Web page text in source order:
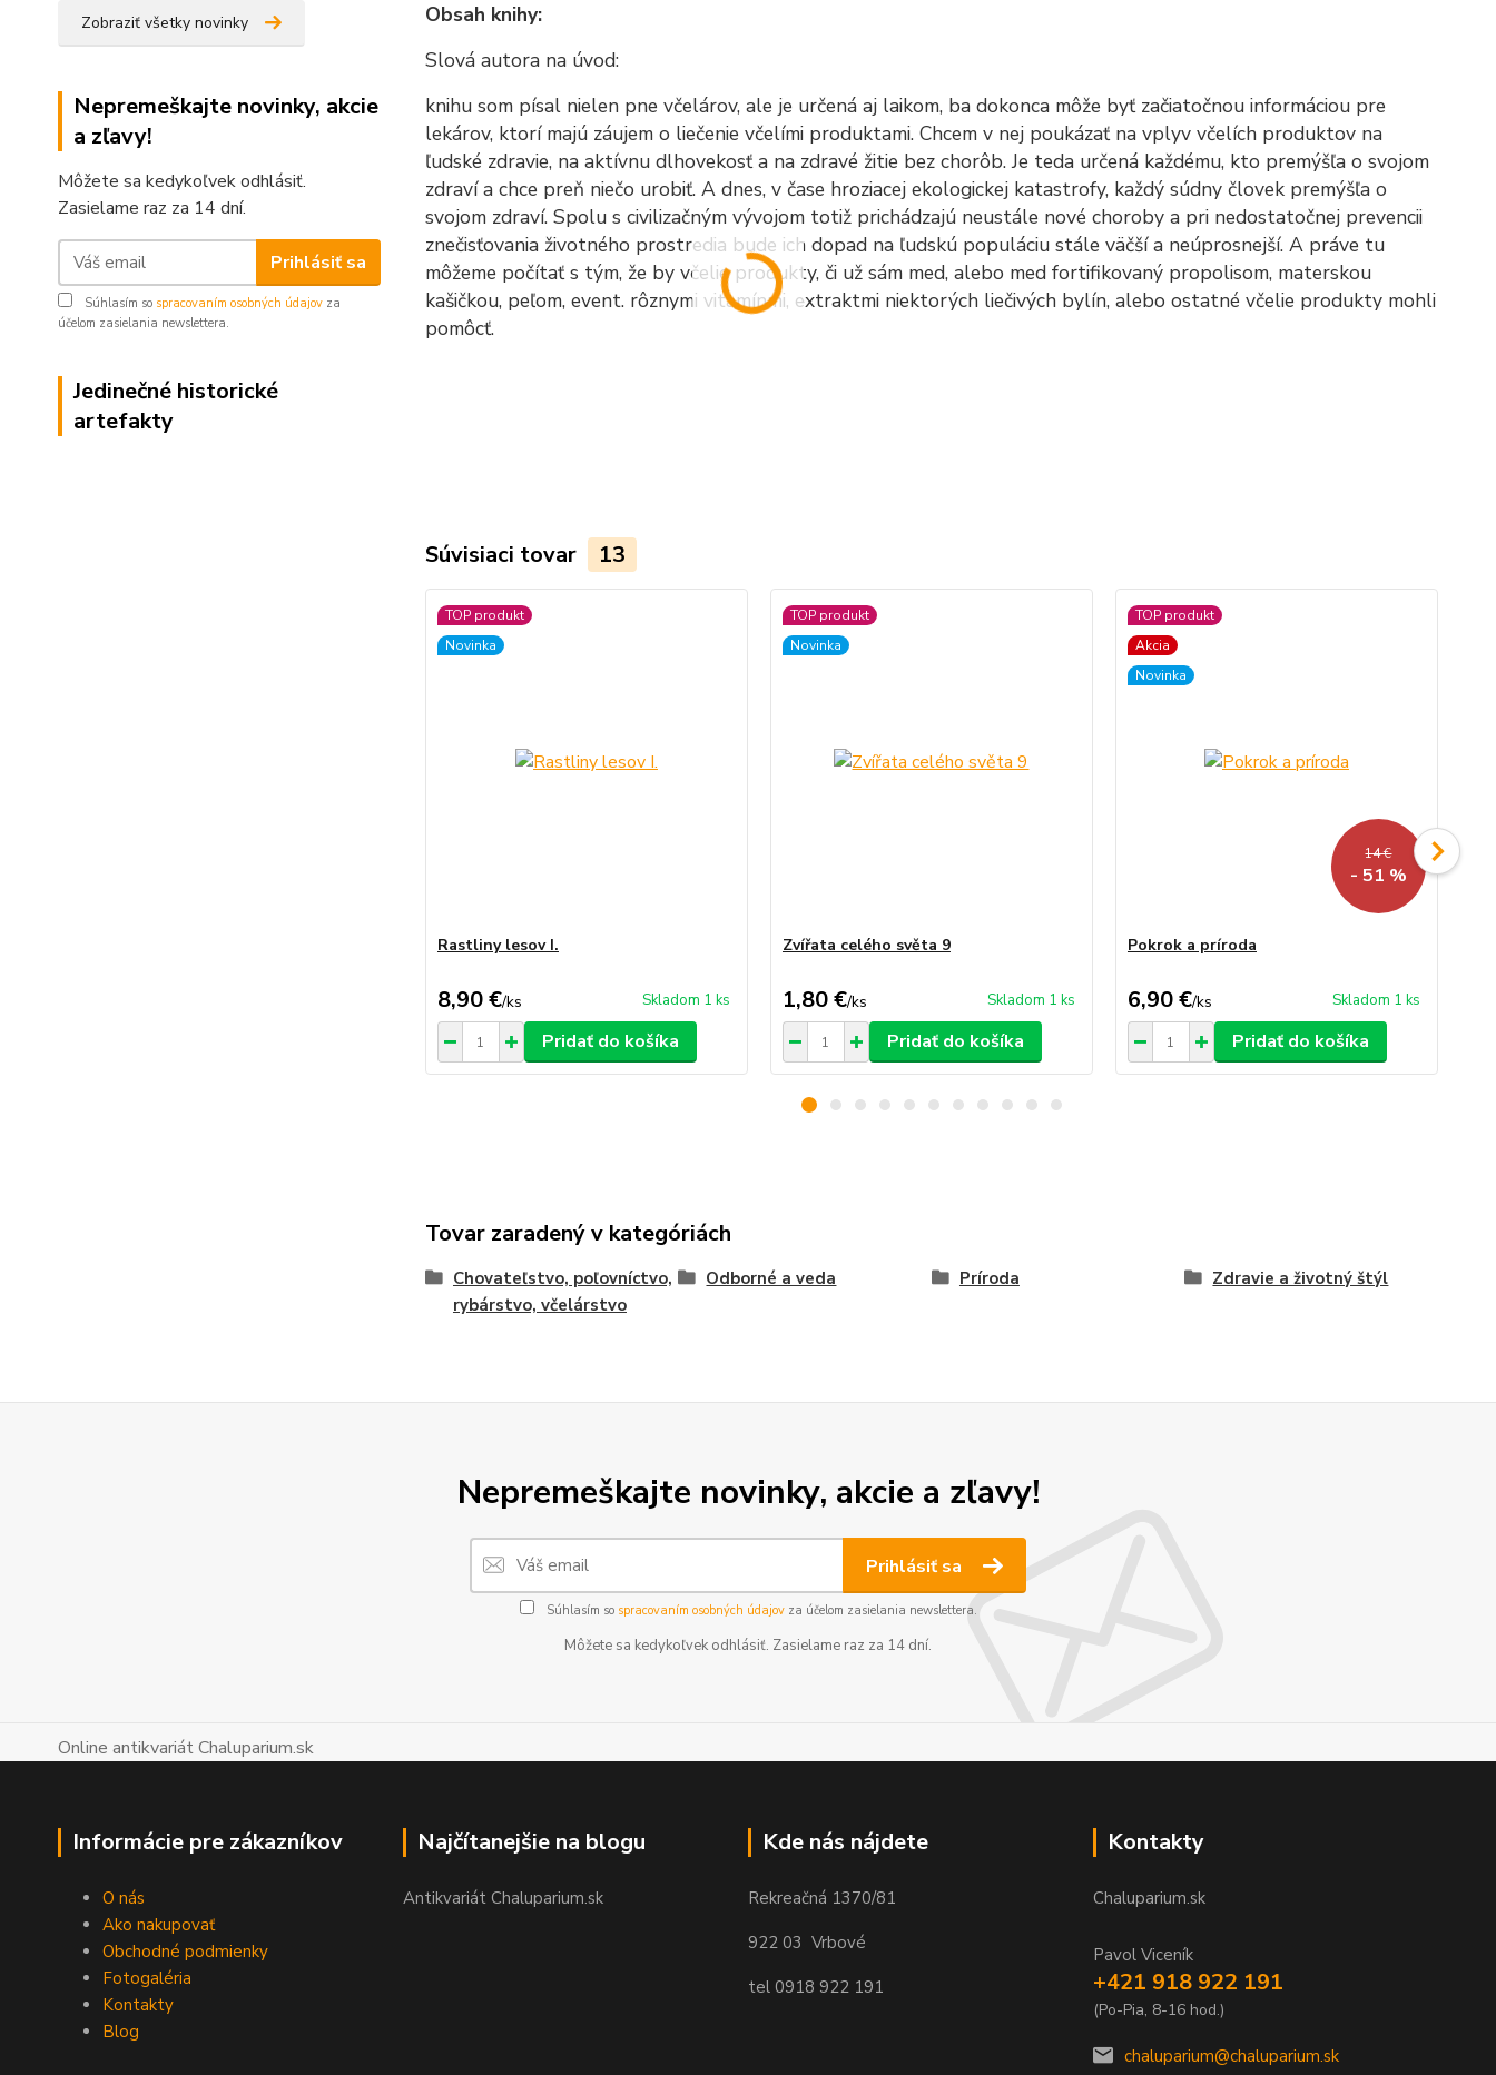
Zobraziť všetky novinky
Nepremeškajte novinky, akcie
a zľavy!
Môžete sa kedykoľvek odhlásiť.
Zasielame raz za 14 dní.
Prihlásiť sa
Súhlasím so spracovaním osobných údajov za
účelom zasielania newslettera.
Jedinečné historické
artefakty
Obsah knihy:
Slová autora na úvod:
knihu som písal nielen pne včelárov, ale je určená aj laikom, ba dokonca môže byť začiatočnou informáciou pre
lekárov, ktorí majú záujem o liečenie včelími produktami. Chcem v nej poukázať na vplyv včelích produktov na
ľudské zdravie, na aktívnu dlhovekosť a na zdravé žitie bez chorôb. Je teda určená každému, kto premýšľa o svojom
zdraví a chce preň niečo urobiť. A dnes, v čase hroziacej ekologickej katastrofy, každý súdny človek premýšľa o
svojom zdraví. Spolu s civilizačným vývojom totiž prichádzajú neustále nové choroby a pri nedostatočnej prevencii
znečisťovania životného prostredia bude ich dopad na ľudskú populáciu stále väčší a neúprosnejší. A práve tu
môžeme počítať s tým, že by včelie produkty, či už sám med, alebo med fortifikovaný propolisom, materskou
kašičkou, peľom, event. rôznymi vitamínmi, extraktmi niektorých liečivých bylín, alebo ostatné včelie produkty mohli
pomôcť.
Súvisiaci tovar 13
TOP produkt
Novinka
Rastliny lesov I.
8,90 €/ks Skladom 1 ks
Pridať do košíka
TOP produkt
Novinka
Zvířata celého světa 9
1,80 €/ks Skladom 1 ks
Pridať do košíka
TOP produkt
Akcia
Novinka
14 €
- 51 %
Pokrok a príroda
6,90 €/ks Skladom 1 ks
Pridať do košíka
Tovar zaradený v kategóriách
Chovateľstvo, poľovníctvo,
rybárstvo, včelárstvo
Odborné a veda Príroda Zdravie a životný štýl
Nepremeškajte novinky, akcie a zľavy!
Prihlásiť sa
Súhlasím so spracovaním osobných údajovza účelom zasielania newslettera.
Môžete sa kedykoľvek odhlásiť. Zasielame raz za 14 dní.
Online antikvariát Chaluparium.sk
Informácie pre zákazníkov
O nás
Ako nakupovať
Obchodné podmienky
Fotogaléria
Kontakty
Blog
Najčítanejšie na blogu
Antikvariát Chaluparium.sk
Kde nás nájdete
Rekreačná 1370/81
922 03 Vrbové
tel 0918 922 191
Kontakty
Chaluparium.sk
Pavol Viceník
+421 918 922 191
(Po-Pia, 8-16 hod.)
chaluparium@chaluparium.sk